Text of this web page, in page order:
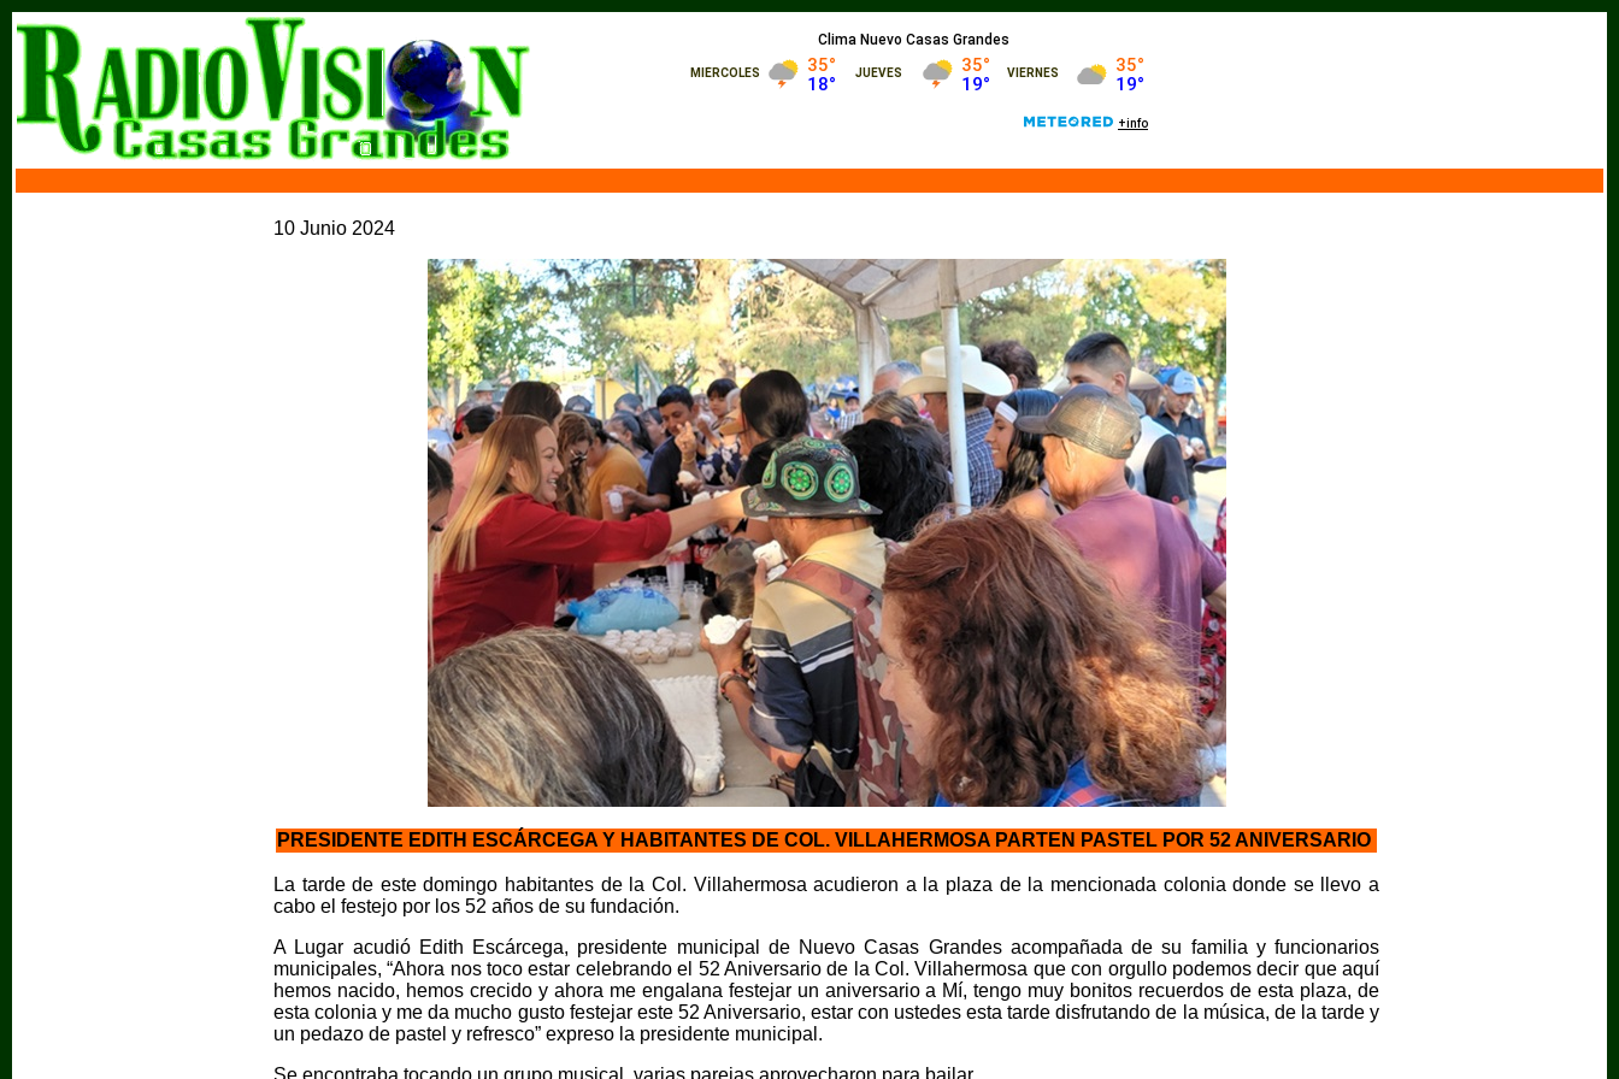
10 Junio 2024
PRESIDENTE EDITH ESCÁRCEGA Y HABITANTES DE COL. VILLAHERMOSA PARTEN PASTEL POR 52 ANIVERSARIO
La tarde de este domingo habitantes de la Col. Villahermosa acudieron a la plaza de la mencionada colonia donde se llevo a
cabo el festejo por los 52 años de su fundación.
A Lugar acudió Edith Escárcega, presidente municipal de Nuevo Casas Grandes acompañada de su familia y funcionarios
municipales, “Ahora nos toco estar celebrando el 52 Aniversario de la Col. Villahermosa que con orgullo podemos decir que aquí
hemos nacido, hemos crecido y ahora me engalana festejar un aniversario a Mí, tengo muy bonitos recuerdos de esta plaza, de
esta colonia y me da mucho gusto festejar este 52 Aniversario, estar con ustedes esta tarde disfrutando de la música, de la tarde y
un pedazo de pastel y refresco” expreso la presidente municipal.
Se encontraba tocando un grupo musical, varias parejas aprovecharon para bailar.